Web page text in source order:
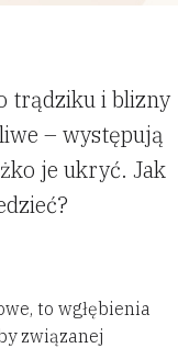
trądziku i blizny
– występują
je ukryć. Jak
to wgłębienia
związanej